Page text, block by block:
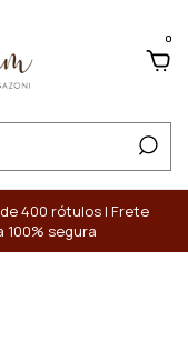
0
400 rótulos | Frete
100% segura